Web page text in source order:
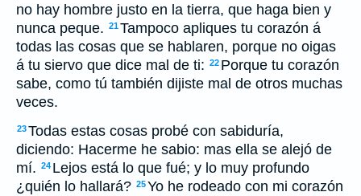
no hay hombre justo en la tierra, que haga bien y
nunca peque. 21Tampoco apliques tu corazón á
todas las cosas que se hablaren, porque no oigas
á tu siervo que dice mal de ti: 22 Porque tu corazón
sabe, como tú también dijiste mal de otros muchas
veces.
23Todas estas cosas probé con sabiduría,
diciendo: Hacerme he sabio: mas ella se alejó de
mí. 24 Lejos está lo que fué; y lo muy profundo
¿quién lo hallará? 25Yo he rodeado con mi corazón